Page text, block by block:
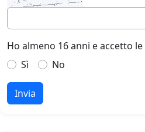
Ho almeno 16 anni e accetto le
Sì
No
Invia